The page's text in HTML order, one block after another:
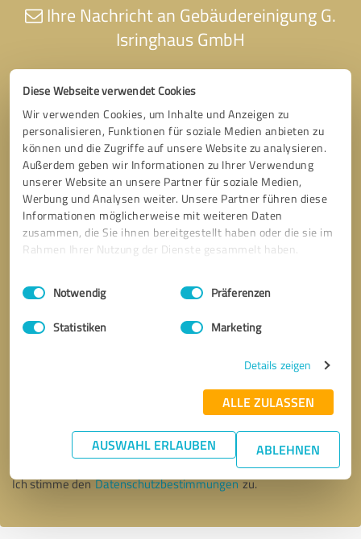
Diese Webseite verwendet Cookies
Wir verwenden Cookies, um Inhalte und Anzeigen zu
personalisieren, Funktionen für soziale Medien anbieten zu
können und die Zugriffe auf unsere Website zu analysieren.
Außerdem geben wir Informationen zu Ihrer Verwendung
unserer Website an unsere Partner für soziale Medien,
Werbung und Analysen weiter. Unsere Partner führen diese
Informationen möglicherweise mit weiteren Daten
zusammen, die Sie ihnen bereitgestellt haben oder die sie im
Rahmen Ihrer Nutzung der Dienste gesammelt haben.
Impressum Datenschutzbestimmungen
Einwilligungsauswahl
Notwendig Präferenzen
Statistiken Marketing
Details zeigen
ALLE ZULASSEN
AUSWAHL ERLAUBEN ABLEHNEN
Ihre Nachricht an Gebäudereinigung G.
Isringhaus GmbH
* Erforderliche Angaben
Nachricht senden
Ich stimme denDatenschutzbestimmungenzu.